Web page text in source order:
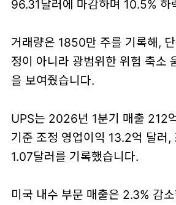
96.31달러에 마감하며 10.5% 하
거래량은 1850만 주를 기록해,
정이 아니라 광범위한 위험 축소
을 보여줬습니다.
UPS는 2026년 1분기 매출 212
기준 조정 영업이익 13.2억 달러,
1.07달러를 기록했습니다.
미국 내수 부문 매출은 2.3% 감